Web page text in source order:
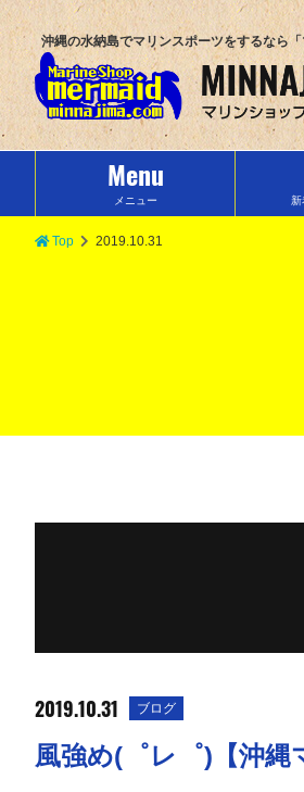
沖縄の水納島でマリンスポーツをするなら
Menu
メニュー 新
Top 2019.10.31
2019.10.31 ブログ
風強め(゜レ゜)【沖縄